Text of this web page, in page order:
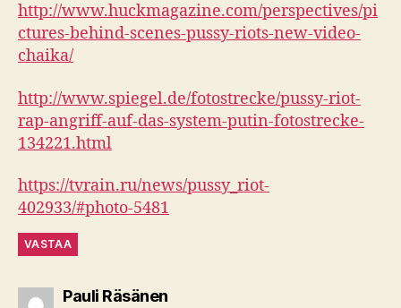
http://www.huckmagazine.com/perspectives/pi
ctures-behind-scenes-pussy-riots-new-video-
chaika/
http://www.spiegel.de/fotostrecke/pussy-riot-
rap-angriff-auf-das-system-putin-fotostrecke-
134221.html
https://tvrain.ru/news/pussy_riot-
402933/#photo-5481
VASTAA
Pauli Räsänensanoo: